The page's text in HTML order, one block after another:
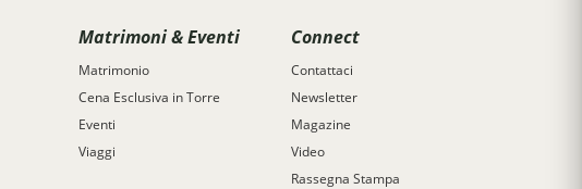
Matrimoni & Eventi
Matrimonio
Cena Esclusiva in Torre
Eventi
Viaggi
Connect
Contattaci
Newsletter
Magazine
Video
Rassegna Stampa